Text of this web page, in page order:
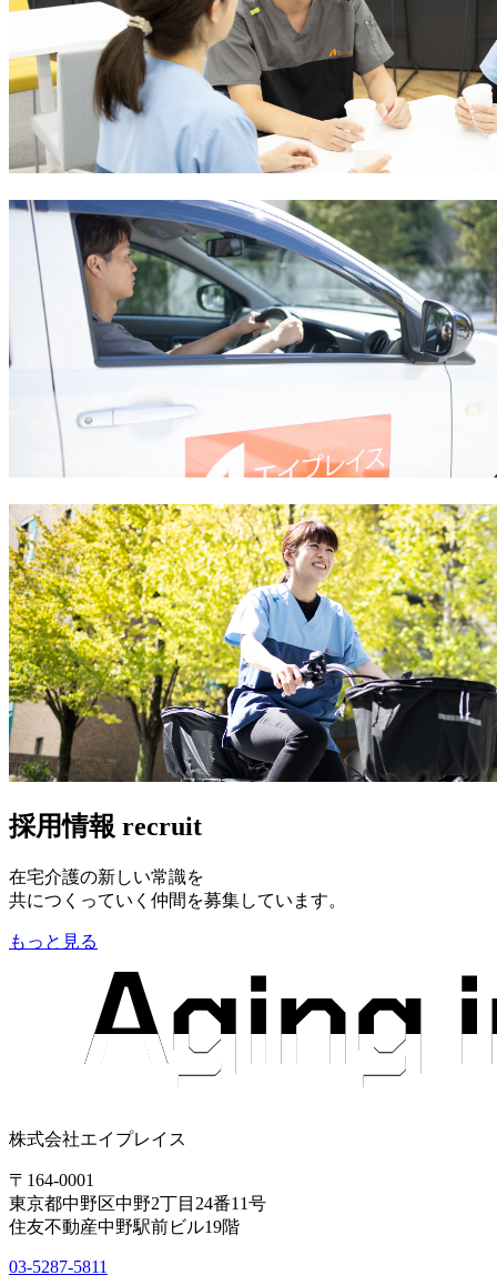
採用情報 recruit
在宅介護の新しい常識を
共につくっていく仲間を募集しています。
もっと見る
株式会社エイプレイス
〒164-0001
東京都中野区中野2丁目24番11号
住友不動産中野駅前ビル19階
03-5287-5811